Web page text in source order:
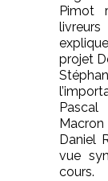
Pimot
projet
Daniel
vue
cours.